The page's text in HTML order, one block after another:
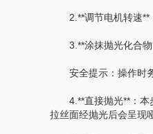
2.**调节电机转速**
3.**涂抹抛光化合物**
安全提示：操作时务
4.**直接抛光**：本步
拉丝面经抛光后会呈现